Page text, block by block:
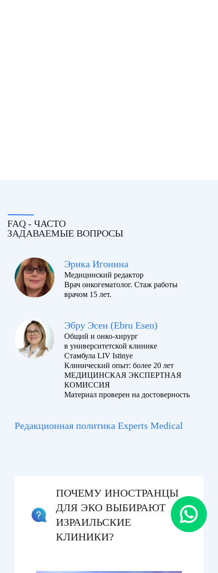
FAQ - ЧАСТО
ЗАДАВАЕМЫЕ ВОПРОСЫ
Эрика Игонина
Медицинский редактор
Врач онкогематолог. Стаж работы
врачом 15 лет.
Эбру Эсен (Ebru Esen)
Общий и онко-хирург
в университетской клинике
Стамбула LIV Istinye
Клинический опыт: более 20 лет
МЕДИЦИНСКАЯ ЭКСПЕРТНАЯ
КОМИССИЯ
Материал проверен на достоверность
Редакционная политика Experts Medical
ПОЧЕМУ ИНОСТРАНЦЫ
ДЛЯ ЭКО ВЫБИРАЮТ
ИЗРАИЛЬСКИЕ
КЛИНИКИ?